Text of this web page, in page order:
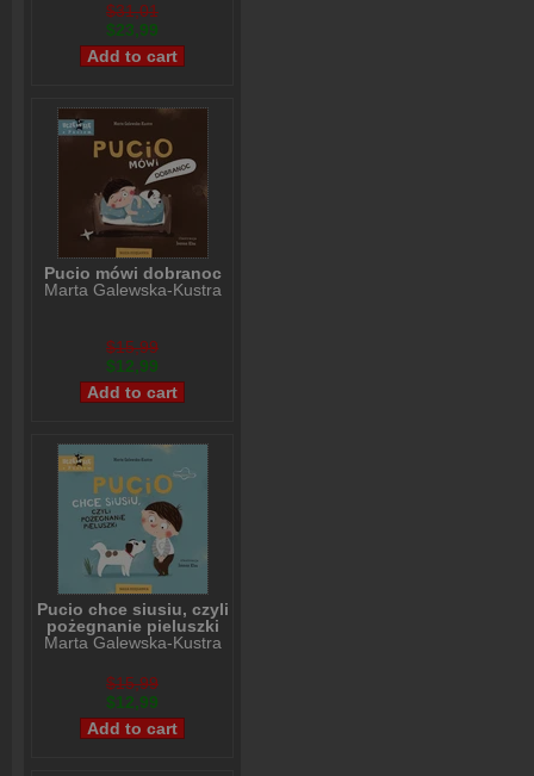
$31,01
$23,99
Pucio mówi dobranoc
Marta Galewska-Kustra
$15,99
$12,99
Pucio chce siusiu, czyli
pożegnanie pieluszki
Marta Galewska-Kustra
$15,99
$12,99